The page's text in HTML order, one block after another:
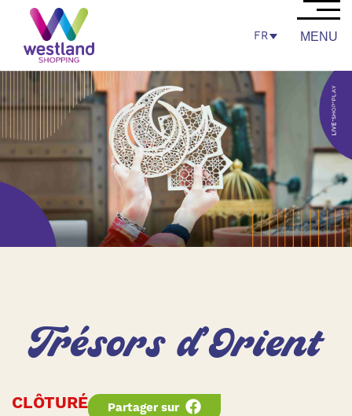
FR MENU
Trésors d’Orient
CLÔTURÉ Partager sur